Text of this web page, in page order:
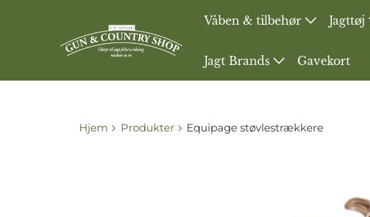
Våben & tilbehør Jagttøj
Jagt Brands Gavekort
Hjem Produkter Equipage støvlestrækkere